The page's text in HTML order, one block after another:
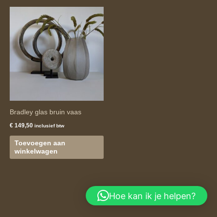
Bradley glas bruin vaas
€ 149,50 inclusief btw
Toevoegen aan
winkelwagen
Hoe kan ik je helpen?